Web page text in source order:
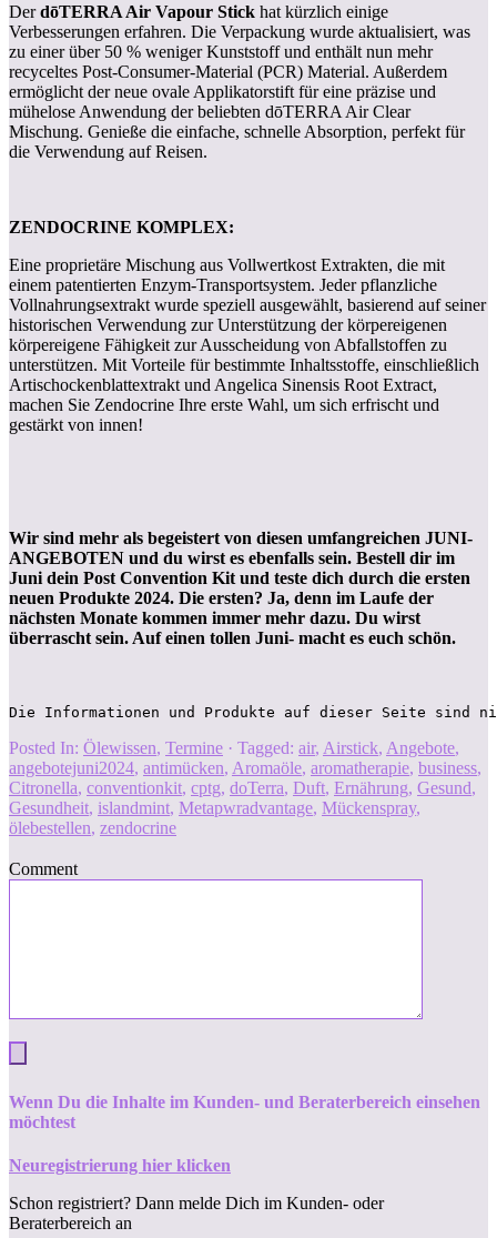
DerdōTERRA Air Vapour Stick hat kürzlich einige
Verbesserungen erfahren. Die Verpackung wurde aktualisiert, was
zu einer über 50 % weniger Kunststoff und enthält nun mehr
recyceltes Post-Consumer-Material (PCR) Material. Außerdem
ermöglicht der neue ovale Applikatorstift für eine präzise und
mühelose Anwendung der beliebten dōTERRA Air Clear
Mischung. Genieße die einfache, schnelle Absorption, perfekt für
die Verwendung auf Reisen.
ZENDOCRINE KOMPLEX:
Eine proprietäre Mischung aus Vollwertkost Extrakten, die mit
einem patentierten Enzym-Transportsystem. Jeder pflanzliche
Vollnahrungsextrakt wurde speziell ausgewählt, basierend auf seiner
historischen Verwendung zur Unterstützung der körpereigenen
körpereigene Fähigkeit zur Ausscheidung von Abfallstoffen zu
unterstützen. Mit Vorteile für bestimmte Inhaltsstoffe, einschließlich
Artischockenblattextrakt und Angelica Sinensis Root Extract,
machen Sie Zendocrine Ihre erste Wahl, um sich erfrischt und
gestärkt von innen!
Wir sind mehr als begeistert von diesen umfangreichen JUNI-
ANGEBOTEN und du wirst es ebenfalls sein. Bestell dir im
Juni dein Post Convention Kit und teste dich durch die ersten
neuen Produkte 2024. Die ersten? Ja, denn im Laufe der
nächsten Monate kommen immer mehr dazu. Du wirst
überrascht sein. Auf einen tollen Juni- macht es euch schön.
Die Informationen und Produkte auf dieser Seite sind
Posted In: Ölewissen, Termine · Tagged: air, Airstick, Angebote,
angebotejuni2024, antimücken, Aromaöle, aromatherapie, business,
Citronella, conventionkit, cptg, doTerra, Duft, Ernährung, Gesund,
Gesundheit, islandmint, Metapwradvantage, Mückenspray,
ölebestellen, zendocrine
Comment
Wenn Du die Inhalte im Kunden- und Beraterbereich einsehen
möchtest
Neuregistrierung hier klicken
Schon registriert? Dann melde Dich im Kunden- oder
Beraterbereich an